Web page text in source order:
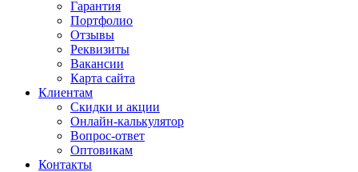
Гарантия
Портфолио
Отзывы
Реквизиты
Вакансии
Карта сайта
Клиентам
Скидки и акции
Онлайн-калькулятор
Вопрос-ответ
Оптовикам
Контакты